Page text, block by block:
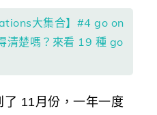
大集合】#4 go on
清楚嗎？來看 19 種 go
了 11月份，一年一度